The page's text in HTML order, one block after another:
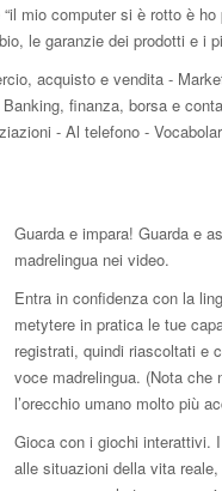
“il mio computer si è rotto è
le garanzie dei prodotti e i
acquisto e vendita -
finanza, borsa e
- Al telefono -
Guarda e impara! Guarda e
madrelingua nei video.
Entra in confidenza con la
metytere in pratica le tue
registrati, quindi riascoltati e
voce madrelingua. (Nota che
l’orecchio umano molto più
Gioca con i giochi interattivi.
alle situazioni della vita